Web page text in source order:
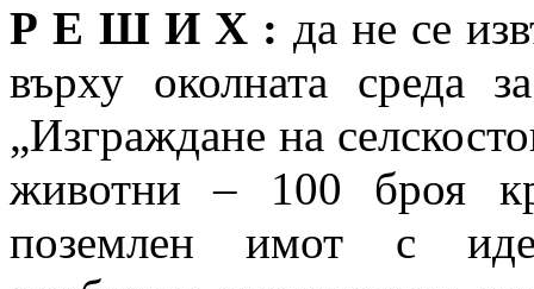
Р Е Ш И Х : да не се
върху околната среда
„Изграждане на
животни – 100 броя
поземлен имот с